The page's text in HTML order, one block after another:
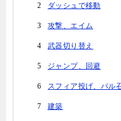
ダッシュで移動
攻撃、エイム
武器切り替え
ジャンプ、回避
スフィア投げ、パル
建築